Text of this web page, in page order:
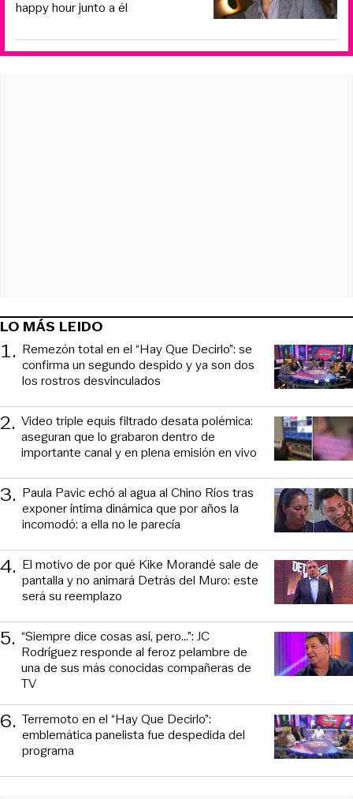
happy hour junto a él
LO MÁS LEIDO
1. Remezón total en el “Hay Que Decirlo”: se
confirma un segundo despido y ya son dos
los rostros desvinculados
2. Video triple equis filtrado desata polémica:
aseguran que lo grabaron dentro de
importante canal y en plena emisión en vivo
3. Paula Pavic echó al agua al Chino Ríos tras
exponer íntima dinámica que por años la
incomodó: a ella no le parecía
4. El motivo de por qué Kike Morandé sale de
pantalla y no animará Detrás del Muro: este
será su reemplazo
5. “Siempre dice cosas así, pero...”: JC
Rodríguez responde al feroz pelambre de
una de sus más conocidas compañeras de
TV
6. Terremoto en el “Hay Que Decirlo”:
emblemática panelista fue despedida del
programa